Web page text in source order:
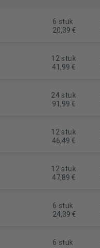
6 stuk
20,39 €
12 stuk
41,99 €
24 stuk
91,99 €
12 stuk
46,49 €
12 stuk
47,89 €
6 stuk
24,39 €
6 stuk